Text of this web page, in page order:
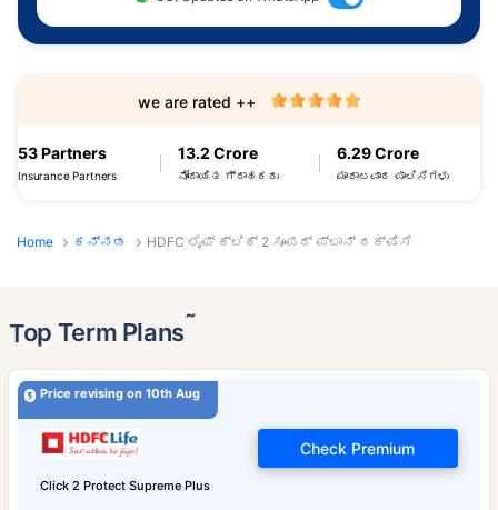
53 Partners
Insurance Partners
13.2 Crore
ನೋಂದಾಯಿತ ಗ್ರಾಹಕರು
6.29 Crore
ಮಾರಾಟವಾದ ಪಾಲಿಸಿಗಳು
we are rated ++
Home ಕನ್ನಡ HDFC ಲೈಫ್ ಕ್ಲಿಕ್ 2 ಸೂಪರ್ ಪ್ಲಾನ್ ರಕ್ಷಿಸಿ
Top Term Plans˜
Price revising on 10th Aug
Click 2 Protect Supreme Plus
Check Premium